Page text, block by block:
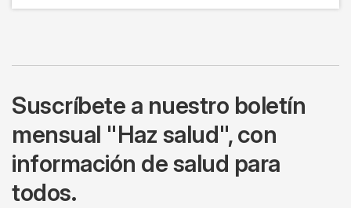
Suscríbete a nuestro boletín
mensual "Haz salud", con
información de salud para
todos.